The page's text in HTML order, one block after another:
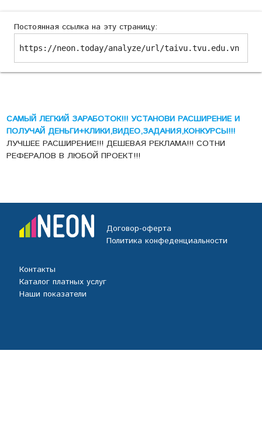
Постоянная ссылка на эту страницу:
https://neon.today/analyze/url/taivu.tvu.edu.vn
САМЫЙ ЛЕГКИЙ ЗАРАБОТОК!!! УСТАНОВИ РАСШИРЕНИЕ И
ПОЛУЧАЙ ДЕНЬГИ+КЛИКИ,ВИДЕО,ЗАДАНИЯ,КОНКУРСЫ!!!
ЛУЧШЕЕ РАСШИРЕНИЕ!!! ДЕШЕВАЯ РЕКЛАМА!!! СОТНИ
РЕФЕРАЛОВ В ЛЮБОЙ ПРОЕКТ!!!
Договор-оферта
Политика конфеденциальности
Контакты
Каталог платных услуг
Наши показатели